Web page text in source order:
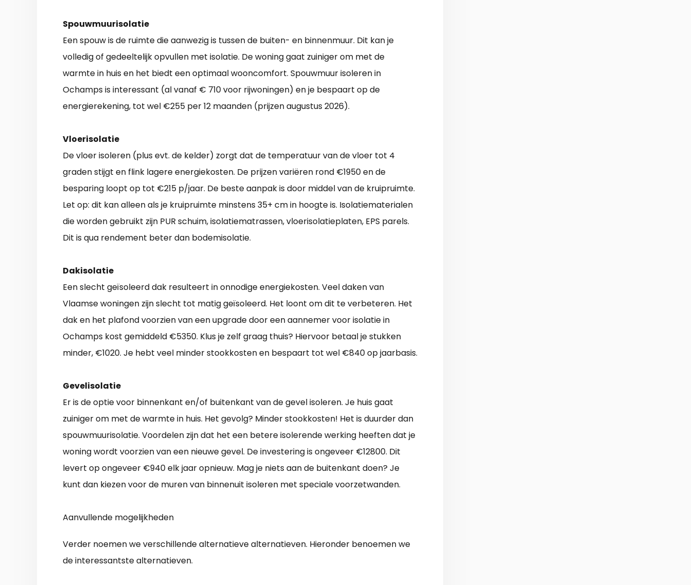
Spouwmuurisolatie
Een spouw is de ruimte die aanwezig is tussen de buiten- en binnenmuur. Dit kan je
volledig of gedeeltelijk opvullen met isolatie. De woning gaat zuiniger om met de
warmte in huis en het biedt een optimaal wooncomfort. Spouwmuur isoleren in
Ochamps is interessant (al vanaf € 710 voor rijwoningen) en je bespaart op de
energierekening, tot wel €255 per 12 maanden (prijzen augustus 2026).
Vloerisolatie
De vloer isoleren (plus evt. de kelder) zorgt dat de temperatuur van de vloer tot 4
graden stijgt en flink lagere energiekosten. De prijzen variëren rond €1950 en de
besparing loopt op tot €215 p/jaar. De beste aanpak is door middel van de kruipruimte.
Let op: dit kan alleen als je kruipruimte minstens 35+ cm in hoogte is. Isolatiematerialen
die worden gebruikt zijn PUR schuim, isolatiematrassen, vloerisolatieplaten, EPS parels.
Dit is qua rendement beter dan bodemisolatie.
Dakisolatie
Een slecht geïsoleerd dak resulteert in onnodige energiekosten. Veel daken van
Vlaamse woningen zijn slecht tot matig geïsoleerd. Het loont om dit te verbeteren. Het
dak en het plafond voorzien van een upgrade door een aannemer voor isolatie in
Ochamps kost gemiddeld €5350. Klus je zelf graag thuis? Hiervoor betaal je stukken
minder, €1020. Je hebt veel minder stookkosten en bespaart tot wel €840 op jaarbasis.
Gevelisolatie
Er is de optie voor binnenkant en/of buitenkant van de gevel isoleren. Je huis gaat
zuiniger om met de warmte in huis. Het gevolg? Minder stookkosten! Het is duurder dan
spouwmuurisolatie. Voordelen zijn dat het een betere isolerende werking heeften dat je
woning wordt voorzien van een nieuwe gevel. De investering is ongeveer €12800. Dit
levert op ongeveer €940 elk jaar opnieuw. Mag je niets aan de buitenkant doen? Je
kunt dan kiezen voor de muren van binnenuit isoleren met speciale voorzetwanden.
Aanvullende mogelijkheden
Verder noemen we verschillende alternatieve alternatieven. Hieronder benoemen we
de interessantste alternatieven.